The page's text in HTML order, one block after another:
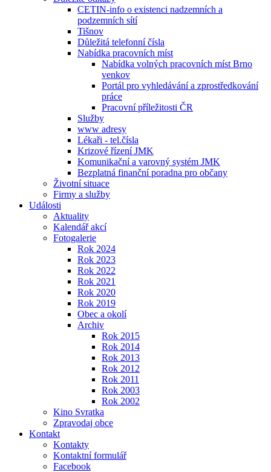
CETIN-info o existenci nadzemních a
podzemních sítí
Tišnov
Důležitá telefonní čísla
Nabídka pracovních míst
Nabídka volných pracovních míst Brno
venkov
Portál pro vyhledávání a zprostředkování
práce
Pracovní příležitosti ČR
Služby
www adresy
Lékaři - tel.čísla
Krizové řízení JMK
Komunikační a varovný systém JMK
Bezplatná finanční poradna pro občany
Životní situace
Firmy a služby
Události
Aktuality
Kalendář akcí
Fotogalerie
Rok 2024
Rok 2023
Rok 2022
Rok 2021
Rok 2020
Rok 2019
Obec a okolí
Archiv
Rok 2015
Rok 2014
Rok 2013
Rok 2012
Rok 2011
Rok 2003
Rok 2002
Kino Svratka
Zpravodaj obce
Kontakt
Kontakty
Kontaktní formulář
Facebook